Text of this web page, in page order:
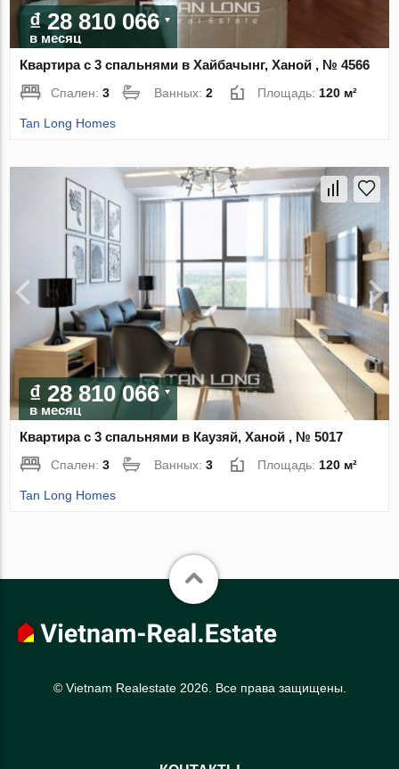
₫ 28 810 066
в месяц
Квартира с 3 спальнями в Хайбачынг, Ханой , № 4566
Спален:3 Ванных:2 Площадь: 120 м²
Tan Long Homes
₫ 28 810 066
в месяц
Квартира с 3 спальнями в Каузяй, Ханой , № 5017
Спален:3 Ванных:3 Площадь: 120 м²
Tan Long Homes
© Vietnam Realestate 2026. Все права защищены.